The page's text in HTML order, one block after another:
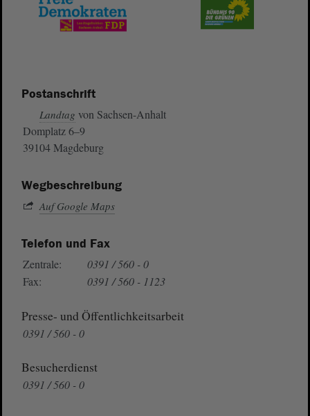
Postanschrift
Landtag von Sachsen-Anhalt
Domplatz 6–9
39104 Magdeburg
Wegbeschreibung
Auf Google Maps
Telefon und Fax
Zentrale:
0391 / 560 - 0
Fax:
0391 / 560 - 1123
Presse- und Öffentlichkeitsarbeit
0391 / 560 - 0
Besucherdienst
0391 / 560 - 0